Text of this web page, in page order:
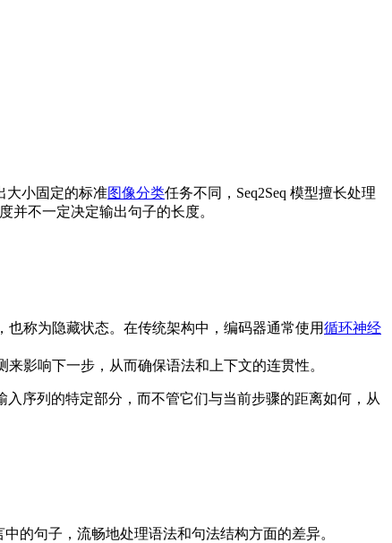
大小固定的标准图像分类任务不同，Seq2Seq 模型擅长处理
并不一定决定输出句子的长度。
称为隐藏状态。在传统架构中，编码器通常使用循环神经
影响下一步，从而确保语法和上下文的连贯性。
入序列的特定部分，而不管它们与当前步骤的距离如何，从
的句子，流畅地处理语法和句法结构方面的差异。